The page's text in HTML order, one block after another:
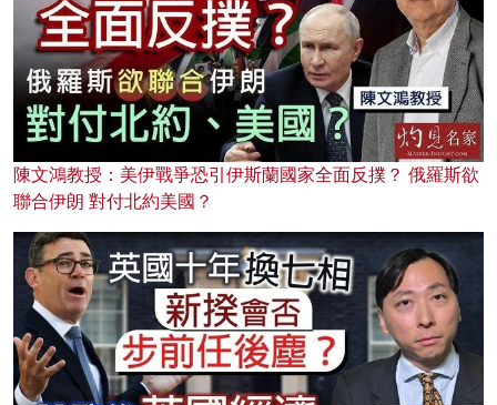
陳文鴻教授：美伊戰爭恐引伊斯蘭國家全面反撲？ 俄羅斯欲
聯合伊朗 對付北約美國？